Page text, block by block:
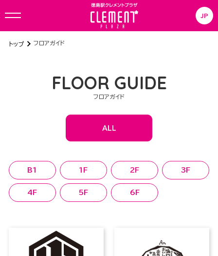
JP
トップ フロアガイド
FLOOR GUIDE
フロアガイド
ALL
B1 1F 2F 3F
4F 5F 6F